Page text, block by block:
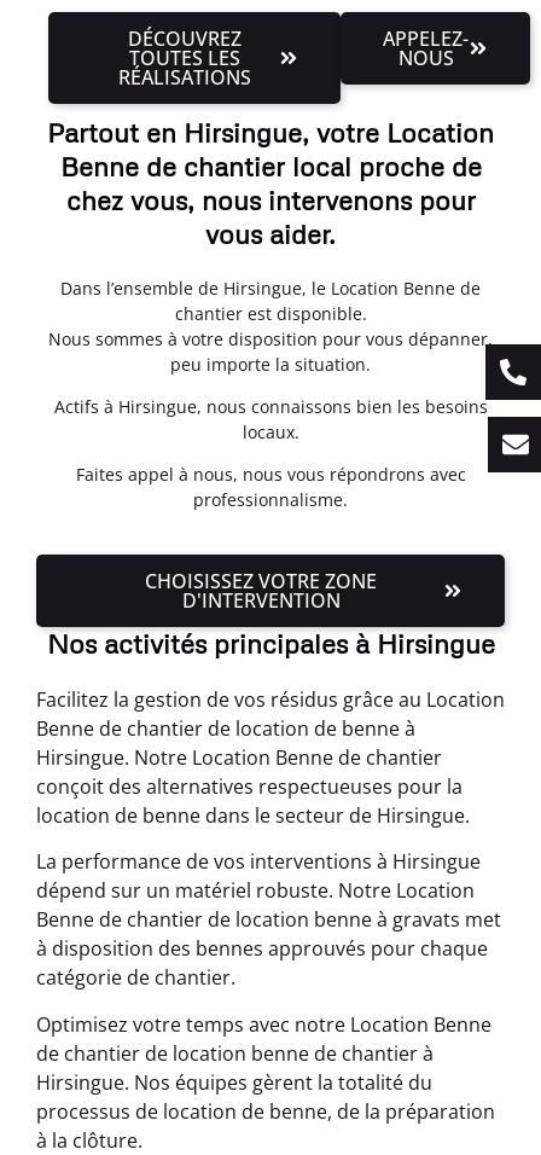
DÉCOUVREZ
TOUTES LES
RÉALISATIONS
APPELEZ-
NOUS
Partout en Hirsingue, votre Location
Benne de chantier local proche de
chez vous, nous intervenons pour
vous aider.
Dans l’ensemble de Hirsingue, le Location Benne de
chantier est disponible.
Nous sommes à votre disposition pour vous dépanner,
peu importe la situation.
Actifs à Hirsingue, nous connaissons bien les besoins
locaux.
Faites appel à nous, nous vous répondrons avec
professionnalisme.
CHOISISSEZ VOTRE ZONE
D'INTERVENTION
Nos activités principales à Hirsingue
Facilitez la gestion de vos résidus grâce au Location
Benne de chantier de location de benne à
Hirsingue. Notre Location Benne de chantier
conçoit des alternatives respectueuses pour la
location de benne dans le secteur de Hirsingue.
La performance de vos interventions à Hirsingue
dépend sur un matériel robuste. Notre Location
Benne de chantier de location benne à gravats met
à disposition des bennes approuvés pour chaque
catégorie de chantier.
Optimisez votre temps avec notre Location Benne
de chantier de location benne de chantier à
Hirsingue. Nos équipes gèrent la totalité du
processus de location de benne, de la préparation
à la clôture.